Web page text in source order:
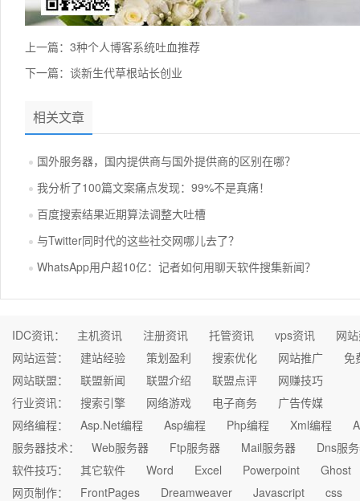
上一篇： 3种个人博客系统吐血推荐
下一篇： 谈新生代草根站长创业
相关文章
国外服务器，国内提供商与国外提供商的区别在哪？
我分析了100篇文案痛点发现：99%不是真痛！
百度搜索结果近期算法调整大吐槽
与Twitter同时代的这些社交网哪儿去了？
WhatsApp用户超10亿：记者如何用聊天软件搜集新闻？
IDC资讯： 主机资讯 注册资讯 托管资讯 vps资讯
网
网站运营：
建站经验 策划盈利 搜索优化 网站推广
免
网站联盟：
联盟新闻 联盟介绍 联盟点评
网赚技巧
行业资讯：
搜索引擎 网络游戏 电子商务
广告传媒
网络编程：
Asp.Net编程 Asp编程 Php编程 Xml编程
服务器技术：
Web服务器 Ftp服务器 Mail服务器
Dns服
软件技巧：
其它软件 Word Excel Powerpoint
Ghost
网页制作：
FrontPages Dreamweaver Javascript
css